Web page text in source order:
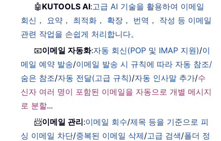
🤖 KUTOOLS AI:고급 AI 기술을 활용하여 이메일
회신， 요약， 최적화， 확장， 번역， 작성 등 이메일
관련 작업을 손쉽게 처리합니다。
📧이메일 자동화:자동 회신(POP 및 IMAP 지원)/이
메일 예약 발송/이메일 발송 시 규칙에 따라 자동 참조/
숨은 참조/자동 전달(고급 규칙)/자동 인사말 추가/수
신자 여러 명이 포함된 이메일을 자동으로 개별 메시지
로 분할...
📨이메일 관리:이메일 회수/제목 등을 기준으로 피
싱 이메일 차단/중복된 이메일 삭제/고급 검색/폴더 정